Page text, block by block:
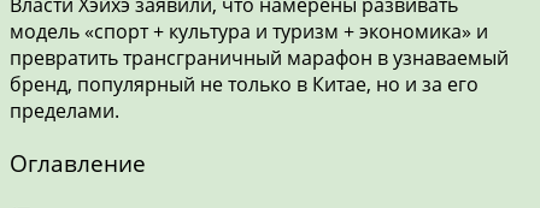
модель «спорт + культура и туризм + экономика» и
превратить трансграничный марафон в узнаваемый
бренд, популярный не только в Китае, но и за его
пределами.
Оглавление